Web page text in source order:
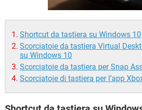
Shortcut da tastiera su Windows 10
Scorciatoie da tastiera Virtual
su Windows 10
Scorciatoie da tastiera per Snap
Scorciatoie di tastiera per l’app